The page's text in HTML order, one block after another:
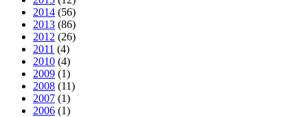
2014 (56)
2013 (86)
2012 (26)
2011 (4)
2010 (4)
2009 (1)
2008 (11)
2007 (1)
2006 (1)